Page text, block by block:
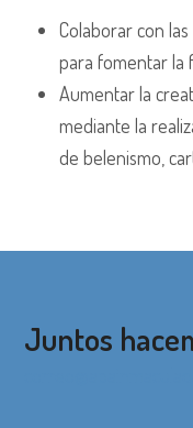
Colaborar con
para fomentar la
Aumentar la
mediante la
de belenismo,
Juntos